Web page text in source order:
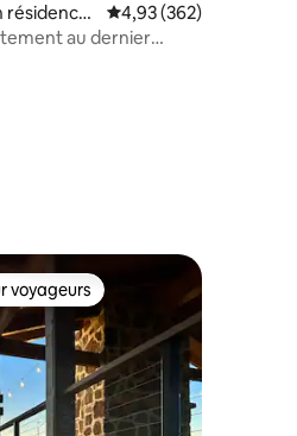
186 commentaires : 4,89 sur 5
résidence
Évaluation moyenne
4,93 (362)
au dernier
les plus appréciés
voyageurs